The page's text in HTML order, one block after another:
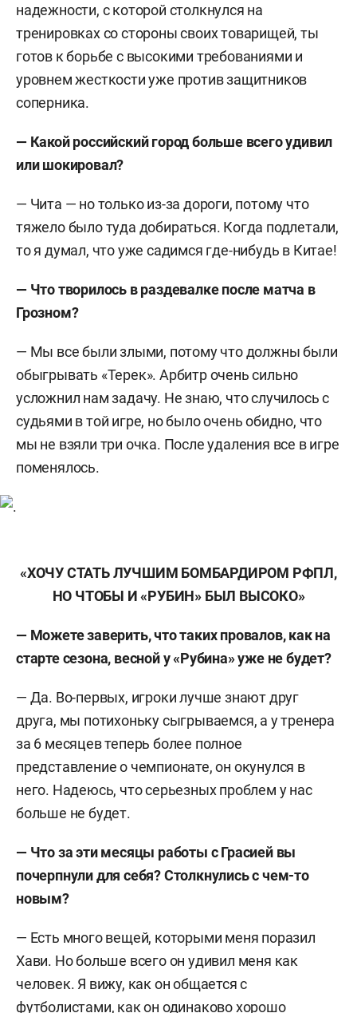
надежности, с которой столкнулся на
тренировках со стороны своих товарищей, ты
готов к борьбе с высокими требованиями и
уровнем жесткости уже против защитников
соперника.
— Какой российский город больше всего удивил
или шокировал?
— Чита — но только из-за дороги, потому что
тяжело было туда добираться. Когда подлетали,
то я думал, что уже садимся где-нибудь в Китае!
— Что творилось в раздевалке после матча в
Грозном?
— Мы все были злыми, потому что должны были
обыгрывать «Терек». Арбитр очень сильно
усложнил нам задачу. Не знаю, что случилось с
судьями в той игре, но было очень обидно, что
мы не взяли три очка. После удаления все в игре
поменялось.
«ХОЧУ СТАТЬ ЛУЧШИМ БОМБАРДИРОМ РФПЛ,
НО ЧТОБЫ И «РУБИН» БЫЛ ВЫСОКО»
— Можете заверить, что таких провалов, как на
старте сезона, весной у «Рубина» уже не будет?
— Да. Во-первых, игроки лучше знают друг
друга, мы потихоньку сыгрываемся, а у тренера
за 6 месяцев теперь более полное
представление о чемпионате, он окунулся в
него. Надеюсь, что серьезных проблем у нас
больше не будет.
— Что за эти месяцы работы с Грасией вы
почерпнули для себя? Столкнулись с чем-то
новым?
— Есть много вещей, которыми меня поразил
Хави. Но больше всего он удивил меня как
человек. Я вижу, как он общается с
футболистами, как он одинаково хорошо